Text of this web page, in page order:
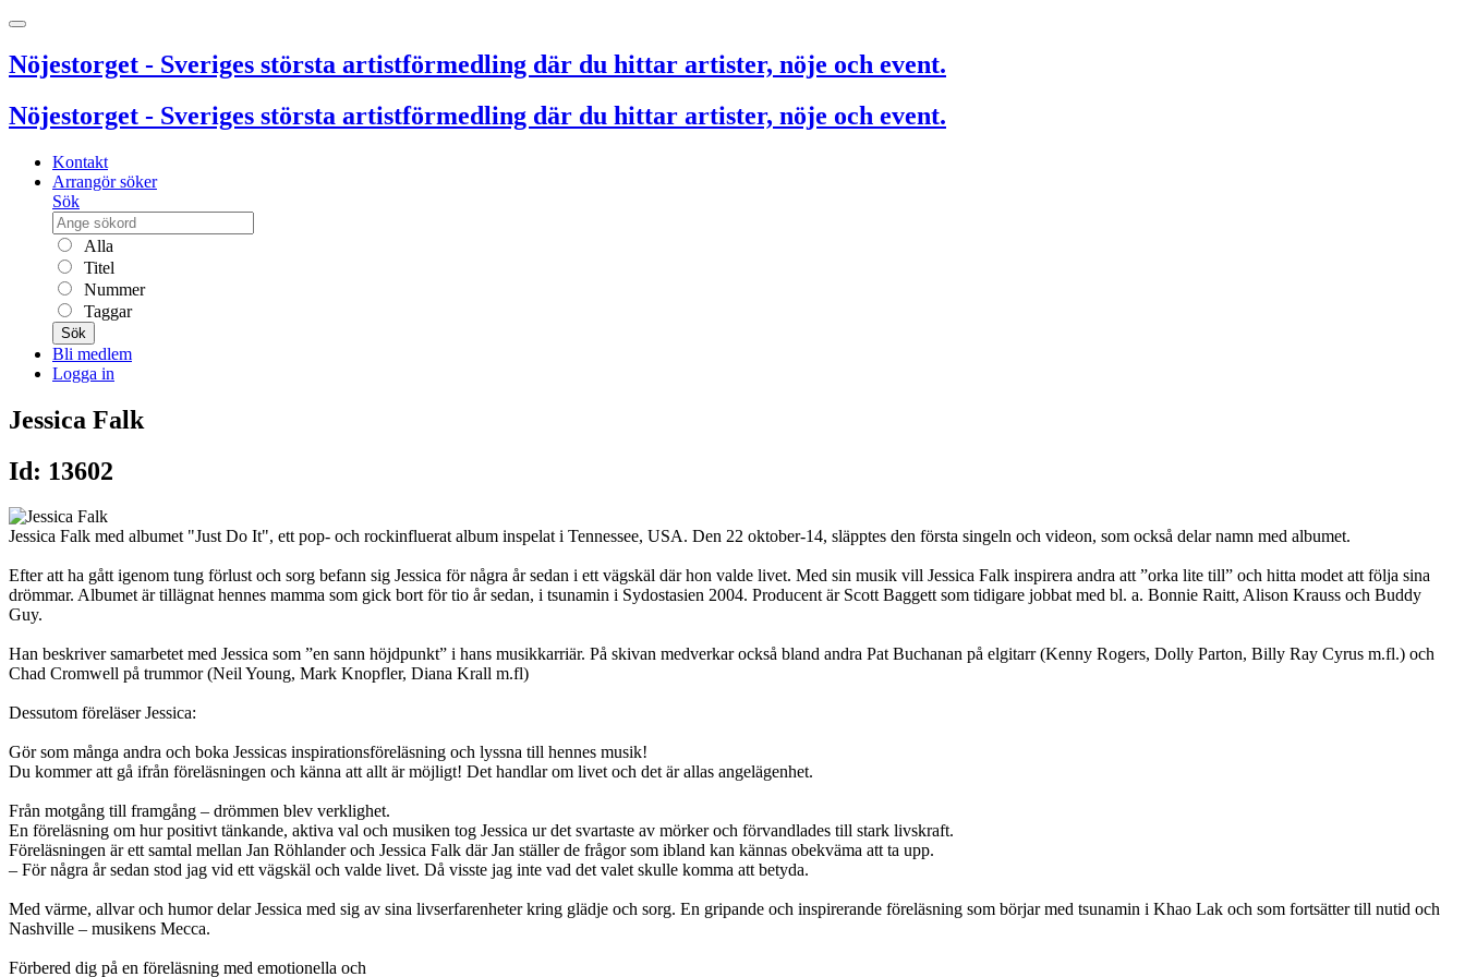
Nöjestorget - Sveriges största artistförmedling där du hittar artister, nöje och event.
Nöjestorget - Sveriges största artistförmedling där du hittar artister, nöje och event.
Kontakt
Arrangör söker
Sök
Alla
Titel
Nummer
Taggar
Sök
Bli medlem
Logga in
Jessica Falk
Id: 13602
Jessica Falk med albumet "Just Do It", ett pop- och rockinfluerat album inspelat i Tennessee, USA. Den 22 oktober-14, släpptes den första singeln och videon, som också delar namn med albumet.
Efter att ha gått igenom tung förlust och sorg befann sig Jessica för några år sedan i ett vägskäl där hon valde livet. Med sin musik vill Jessica Falk inspirera andra att ”orka lite till” och hitta modet att följa sina
drömmar. Albumet är tillägnat hennes mamma som gick bort för tio år sedan, i tsunamin i Sydostasien 2004. Producent är Scott Baggett som tidigare jobbat med bl. a. Bonnie Raitt, Alison Krauss och Buddy
Guy.
Han beskriver samarbetet med Jessica som ”en sann höjdpunkt” i hans musikkarriär. På skivan medverkar också bland andra Pat Buchanan på elgitarr (Kenny Rogers, Dolly Parton, Billy Ray Cyrus m.fl.) och
Chad Cromwell på trummor (Neil Young, Mark Knopfler, Diana Krall m.fl)
Dessutom föreläser Jessica:
Gör som många andra och boka Jessicas inspirationsföreläsning och lyssna till hennes musik!
Du kommer att gå ifrån föreläsningen och känna att allt är möjligt! Det handlar om livet och det är allas angelägenhet.
Från motgång till framgång – drömmen blev verklighet.
En föreläsning om hur positivt tänkande, aktiva val och musiken tog Jessica ur det svartaste av mörker och förvandlades till stark livskraft.
Föreläsningen är ett samtal mellan Jan Röhlander och Jessica Falk där Jan ställer de frågor som ibland kan kännas obekväma att ta upp.
– För några år sedan stod jag vid ett vägskäl och valde livet. Då visste jag inte vad det valet skulle komma att betyda.
Med värme, allvar och humor delar Jessica med sig av sina livserfarenheter kring glädje och sorg. En gripande och inspirerande föreläsning som börjar med tsunamin i Khao Lak och som fortsätter till nutid och
Nashville – musikens Mecca.
Förbered dig på en föreläsning med emotionella och